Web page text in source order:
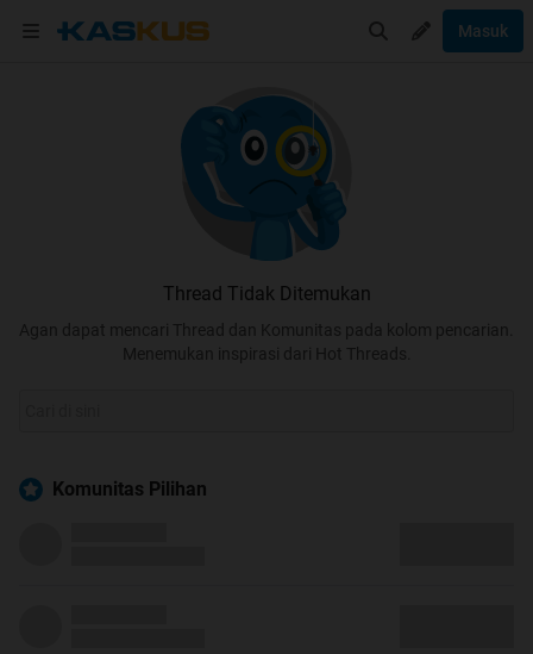
Masuk
Thread Tidak Ditemukan
Agan dapat mencari Thread dan Komunitas pada kolom pencarian.
Menemukan inspirasi dari Hot Threads.
Komunitas Pilihan